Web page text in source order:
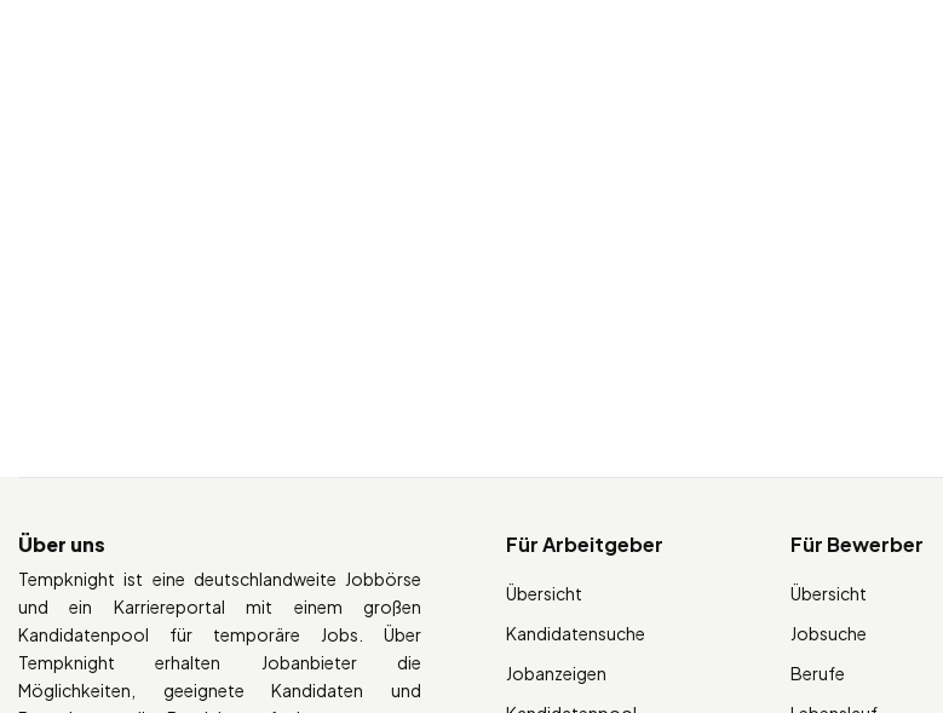
Über uns
Tempknight ist eine deutschlandweite Jobbörse
und ein Karriereportal mit einem großen
Kandidatenpool für temporäre Jobs. Über
Tempknight erhalten Jobanbieter die
Möglichkeiten, geeignete Kandidaten und
Für Arbeitgeber
Übersicht
Kandidatensuche
Jobanzeigen
Für Bewerber
Übersicht
Jobsuche
Berufe